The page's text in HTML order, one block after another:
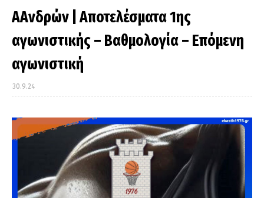
Α΄Ανδρών | Αποτελέσματα 1ης
αγωνιστικής – Βαθμολογία – Επόμενη
αγωνιστική
30.9.24